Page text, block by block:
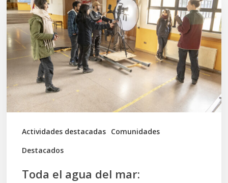
Actividades destacadas Comunidades
Destacados
agua
del
mar:
largometraje
de
ficción
se
graba
Toda el agua del mar: